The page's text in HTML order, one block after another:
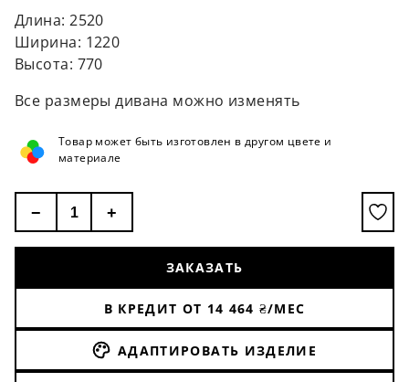
Длина: 2520
Ширина: 1220
Высота: 770
Все размеры дивана можно изменять
Товар может быть изготовлен в другом цвете и
материале
− +
ЗАКАЗАТЬ
В КРЕДИТ ОТ 14 464 ₴/МЕС
АДАПТИРОВАТЬ ИЗДЕЛИЕ